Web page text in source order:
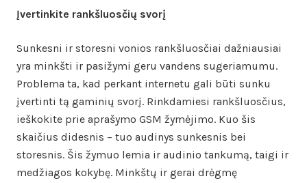
Įvertinkite rankšluosčių svorį
Sunkesni ir storesni vonios rankšluosčiai dažniausiai
yra minkšti ir pasižymi geru vandens sugeriamumu.
Problema ta, kad perkant internetu gali būti sunku
įvertinti tą gaminių svorį. Rinkdamiesi rankšluosčius,
ieškokite prie aprašymo GSM žymėjimo. Kuo šis
skaičius didesnis – tuo audinys sunkesnis bei
storesnis. Šis žymuo lemia ir audinio tankumą, taigi ir
medžiagos kokybę. Minkštų ir gerai drėgmę